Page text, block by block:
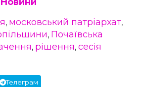
, московський патріархат,
, Почаївська
, рішення, сесія
Телеграм